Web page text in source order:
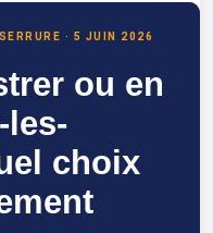
à Issy-les-
· 5 JUIN 2026
ou en
les-
choix